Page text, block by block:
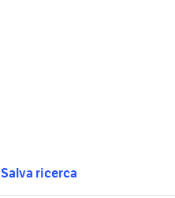
Salva ricerca